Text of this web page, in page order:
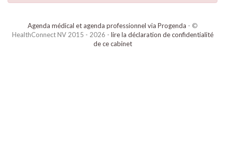
Agenda médical et agenda professionnel via Progenda - ©
HealthConnect NV 2015 - 2026 - lire la déclaration de confidentialité
de ce cabinet